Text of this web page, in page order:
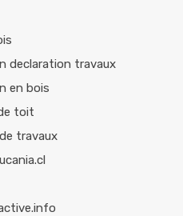
declaration travaux
en bois
toit
travaux